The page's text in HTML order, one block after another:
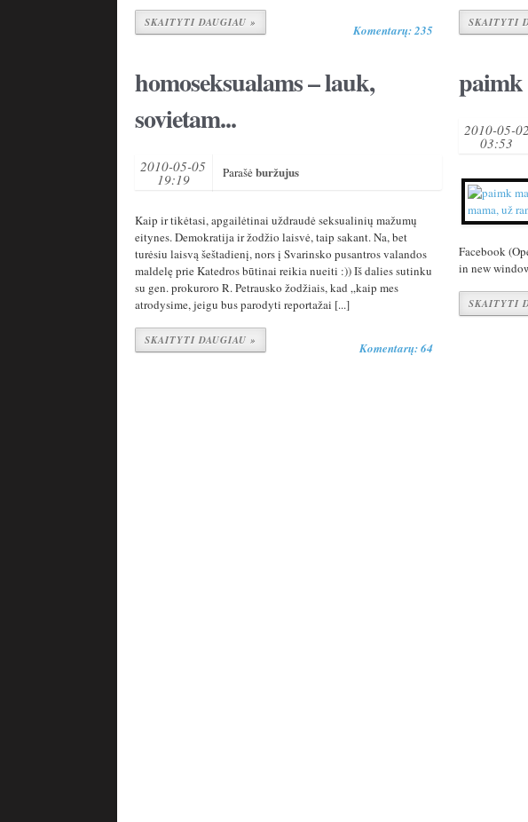
SKAITYTI DAUGIAU » Komentarų: 235 SKAITYTI
homoseksualams – lauk,
sovietam...
2010-05-05
19:19 Parašėburžujus
Kaip ir tikėtasi, apgailėtinai uždraudė seksualinių mažumų
eitynes. Demokratija ir žodžio laisvė, taip sakant. Na, bet
turėsiu laisvą šeštadienį, nors į Svarinsko pusantros valandos
maldelę prie Katedros būtinai reikia nueiti :)) Iš dalies sutinku
su gen. prokuroro R. Petrausko žodžiais, kad „kaip mes
atrodysime, jeigu bus parodyti reportažai [...]
SKAITYTI DAUGIAU » Komentarų: 64
paimk
2010-05-02
03:53
Facebook
in new
SKAITYTI